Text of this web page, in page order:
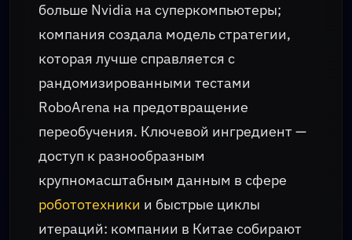
больше Nvidia на суперкомпьютеры;
компания создала модель стратегии,
которая лучше справляется с
рандомизированными тестами
RoboArena на предотвращение
переобучения. Ключевой ингредиент —
доступ к разнообразным
крупномасштабным данным в сфере
робототехники и быстрые циклы
итераций: компании в Китае собирают